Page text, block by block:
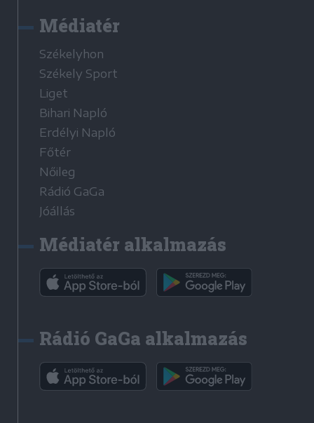
Médiatér
Székelyhon
Székely Sport
Liget
Bihari Napló
Erdélyi Napló
Főtér
Nőileg
Rádió GaGa
Jóállás
Médiatér alkalmazás
Rádió GaGa alkalmazás